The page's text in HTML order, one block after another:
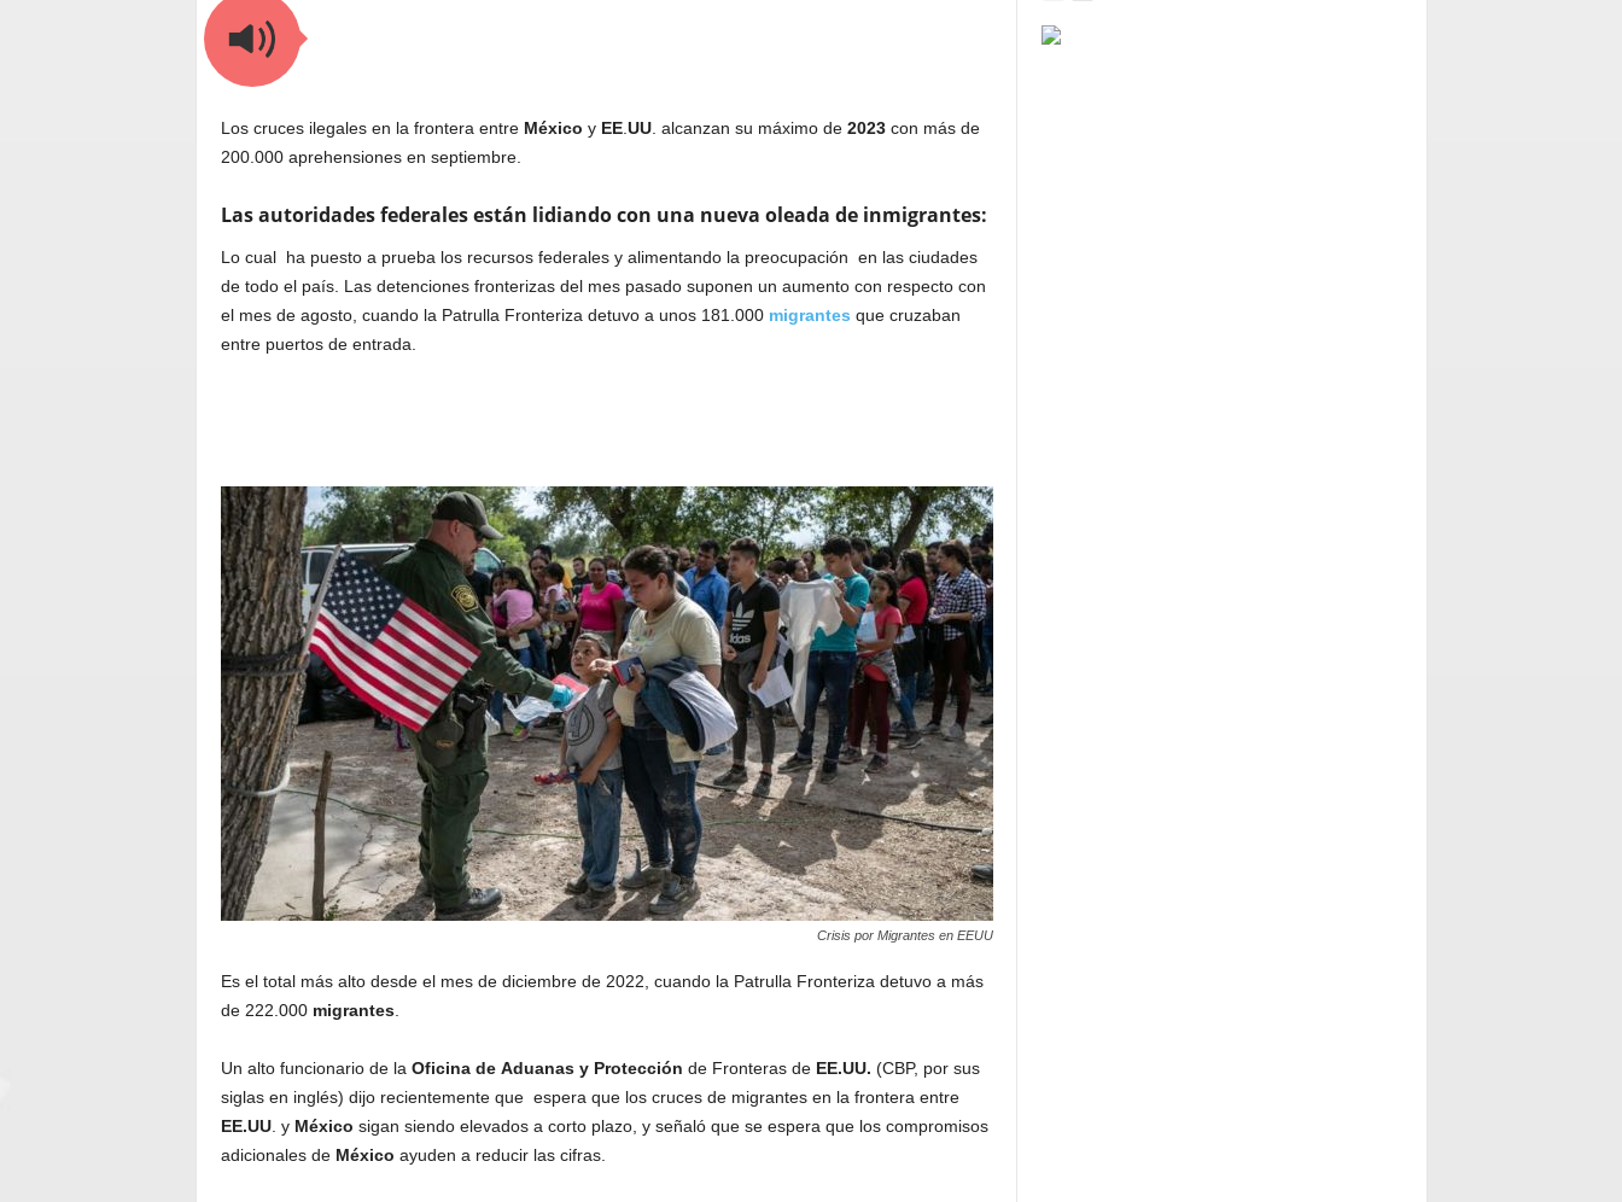
Los cruces ilegales en la frontera entre México y EE. UU. alcanzan su máximo de 2023con más de
200.000 aprehensiones en septiembre.
Las autoridades federales están lidiando con una nueva oleada de inmigrantes:
Lo cual ha puesto a prueba los recursos federales y alimentando la preocupación en las ciudades
de todo el país. Las detenciones fronterizas del mes pasado suponen un aumento con respecto con
el mes de agosto, cuando la Patrulla Fronteriza detuvo a unos 181.000 migrantes que cruzaban
entre puertos de entrada.
Crisis por Migrantes en EEUU
Es el total más alto desde el mes de diciembre de 2022, cuando la Patrulla Fronteriza detuvo a más
de 222.000 migrantes.
Un alto funcionario de la Oficina de Aduanas y Protección de Fronteras de EE.UU. (CBP, por sus
siglas en inglés) dijo recientemente que espera que los cruces de migrantes en la frontera entre
EE.UU. y México sigan siendo elevados a corto plazo, y señaló que se espera que los compromisos
adicionales de México ayuden a reducir las cifras.